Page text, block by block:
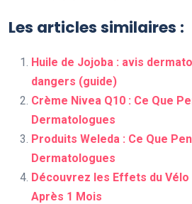
Les articles similaires :
Huile de Jojoba : avis
dangers (guide)
Crème Nivea Q10 : Ce Que
Dermatologues
Produits Weleda : Ce Que
Dermatologues
Découvrez les Effets du Vélo
Après 1 Mois